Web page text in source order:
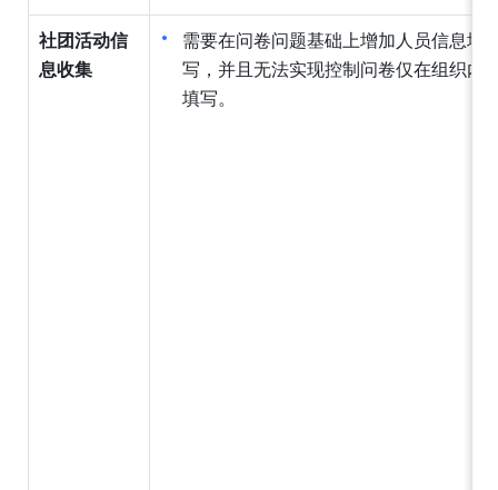
社团活动信
息收集
需要在问卷问题基础上增加人员信息填
写，并且无法实现控制问卷仅在组织内
填写。